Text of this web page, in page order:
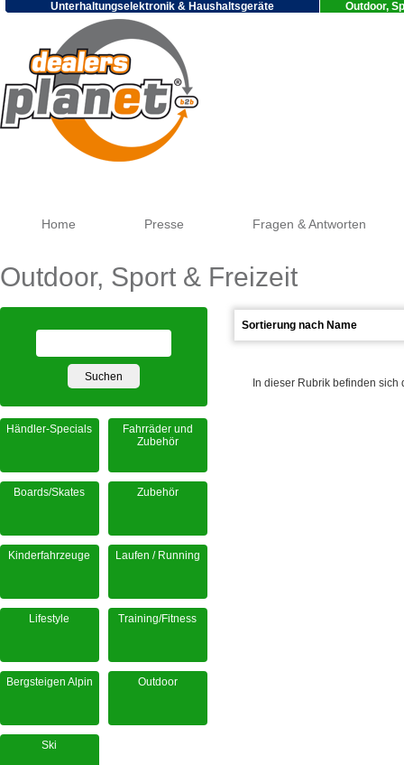
Unterhaltungselektronik & Haushaltsgeräte Outdoor,
Home Presse Fragen & Antworten
Outdoor, Sport & Freizeit
In dieser Rubrik befinden
Händler-Specials
Fahrräder und
Zubehör
Boards/Skates Zubehör
Kinderfahrzeuge Laufen / Running
Lifestyle Training/Fitness
Bergsteigen Alpin Outdoor
Ski